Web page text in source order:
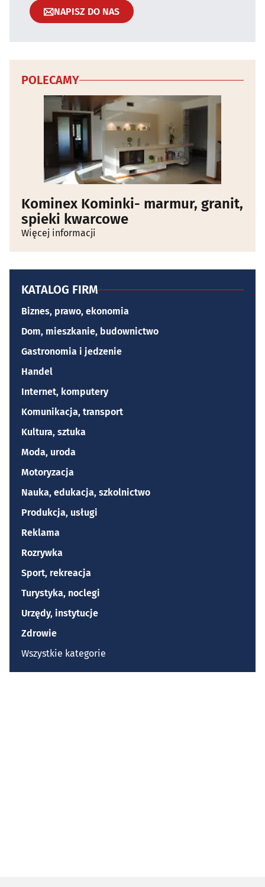
NAPISZ DO NAS
POLECAMY
Kominex Kominki- marmur, granit,
spieki kwarcowe
Więcej informacji
KATALOG FIRM
Biznes, prawo, ekonomia
Dom, mieszkanie, budownictwo
Gastronomia i jedzenie
Handel
Internet, komputery
Komunikacja, transport
Kultura, sztuka
Moda, uroda
Motoryzacja
Nauka, edukacja, szkolnictwo
Produkcja, usługi
Reklama
Rozrywka
Sport, rekreacja
Turystyka, noclegi
Urzędy, instytucje
Zdrowie
Wszystkie kategorie